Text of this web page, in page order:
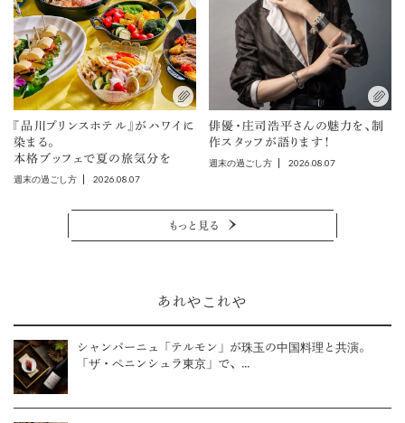
『品川プリンスホテル』がハワイに
染まる。
本格ブッフェで夏の旅気分を
週末の過ごし方 2026.08.07
俳優・庄司浩平さんの魅力を、制
作スタッフが語ります！
週末の過ごし方 2026.08.07
もっと見る
あれやこれや
シャンパーニュ「テルモン」が珠玉の中国料理と共演。
「ザ・ペニンシュラ東京」で、...